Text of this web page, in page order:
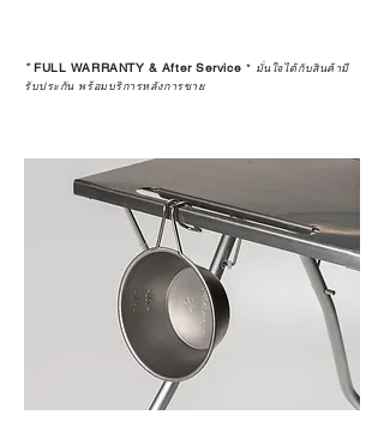
*FULL WARRANTY & After Service * มั่นใจได้กับสินค้ามี
รับประกัน พร้อมบริการหลังการขาย